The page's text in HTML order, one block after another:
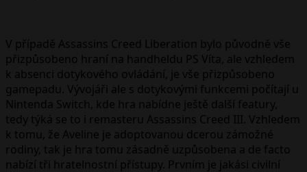
V případě Assassins Creed Liberation bylo původně vše
přizpůsobeno hraní na handheldu PS Víta, ale vzhledem
k absenci dotykového ovládání, je vše přizpůsobeno
gamepadu. Vývojáři ale s dotykovými funkcemi počítají u
Nintenda Switch, kde hra nabídne ještě další featury,
tedy týká se to i remasteru Assassins Creed III. Vzhledem
k tomu, že Aveline je adoptovanou dcerou zámožné
rodiny, tak je hra tomu zásadně uzpůsobena a de facto
nabízí tři hratelnostní přístupy. Prvním je jakási civilní